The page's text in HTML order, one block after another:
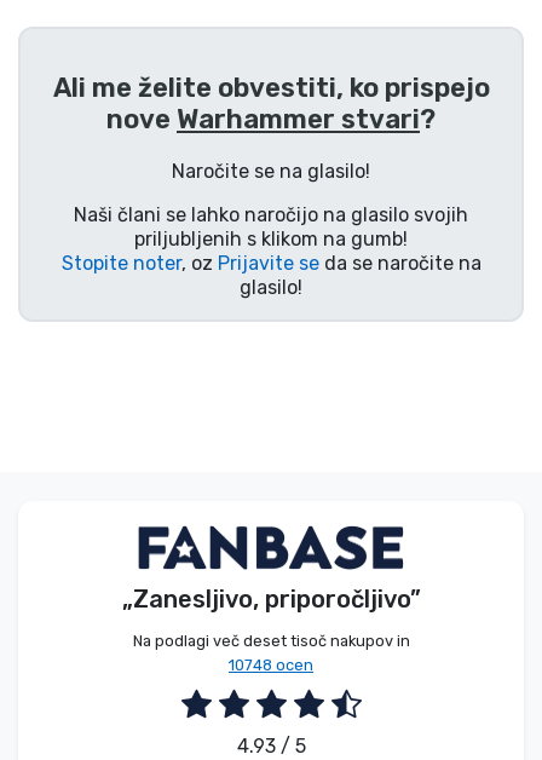
Ali me želite obvestiti, ko prispejo
nove Warhammer stvari?
Naročite se na glasilo!
Naši člani se lahko naročijo na glasilo svojih
priljubljenih s klikom na gumb!
Stopite noter, oz Prijavite seda se naročite na
glasilo!
„Zanesljivo, priporočljivo”
Na podlagi več deset tisoč nakupov in
10748 ocen
4.93 / 5
Tv serijske izdelki
Filmske izdelki
Risani izdelki
Anime izdelki
Vrste izdelkov
Blagovne znamke